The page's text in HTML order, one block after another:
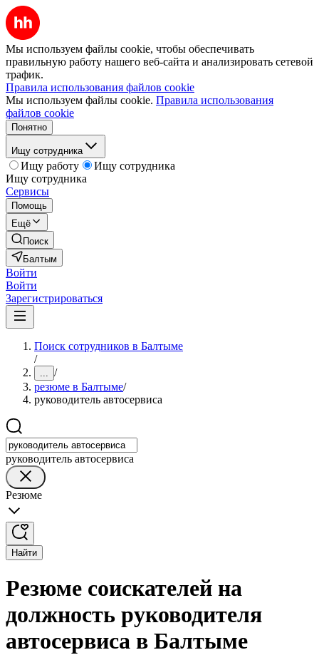
Мы используем файлы cookie, чтобы обеспечивать
правильную работу нашего веб-сайта и анализировать сетевой
трафик.
Правила использования файлов cookie
Мы используем файлы cookie. Правила использования
файлов cookie
Понятно
Ищу сотрудника
Ищу работу
Ищу сотрудника
Ищу сотрудника
Сервисы
Помощь
Ещё
Поиск
Балтым
Войти
Войти
Зарегистрироваться
Поиск сотрудников в Балтыме
/
... /
резюме в Балтыме/
руководитель автосервиса
руководитель автосервиса
Резюме
Найти
Резюме соискателей на
должность руководителя
автосервиса в Балтыме